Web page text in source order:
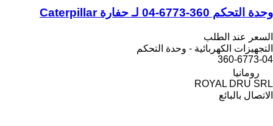
وحدة التحكم 360-6773-04 لـ حفارة Caterpillar
السعر عند الطلب
التجهيزات الكهربائية - وحدة التحكم
360-6773-04
رومانيا
ROYAL DRU SRL
الاتصال بالبائع